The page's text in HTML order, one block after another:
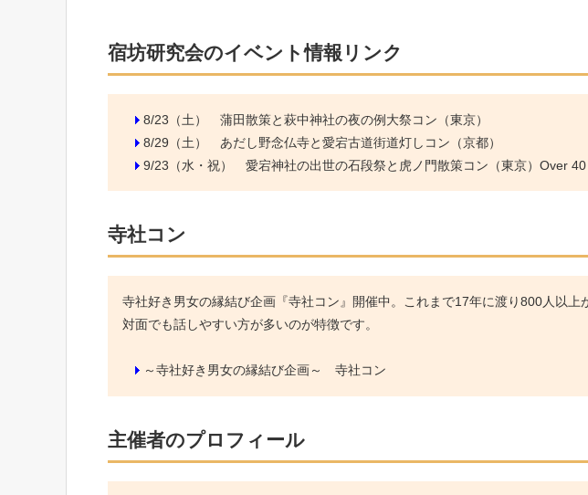
宿坊研究会のイベント情報リンク
8/23（土） 蒲田散策と萩中神社の夜の例大祭コン（東京）
8/29（土） あだし野念仏寺と愛宕古道街道灯しコン（京都）
9/23（水・祝） 愛宕神社の出世の石段祭と虎ノ門散策コン（東京）Over 40
寺社コン
寺社好き男女の縁結び企画『寺社コン』開催中。これまで17年に渡り800人以上
対面でも話しやすい方が多いのが特徴です。
～寺社好き男女の縁結び企画～ 寺社コン
主催者のプロフィール